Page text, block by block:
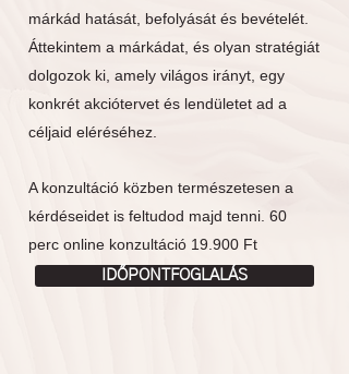
márkád hatását, befolyását és bevételét.
Áttekintem a márkádat, és olyan stratégiát
dolgozok ki, amely világos irányt, egy
konkrét akciótervet és lendületet ad a
céljaid eléréséhez.
A konzultáció közben természetesen a
kérdéseidet is feltudod majd tenni. 60
perc online konzultáció 19.900 Ft
IDŐPONTFOGLALÁS